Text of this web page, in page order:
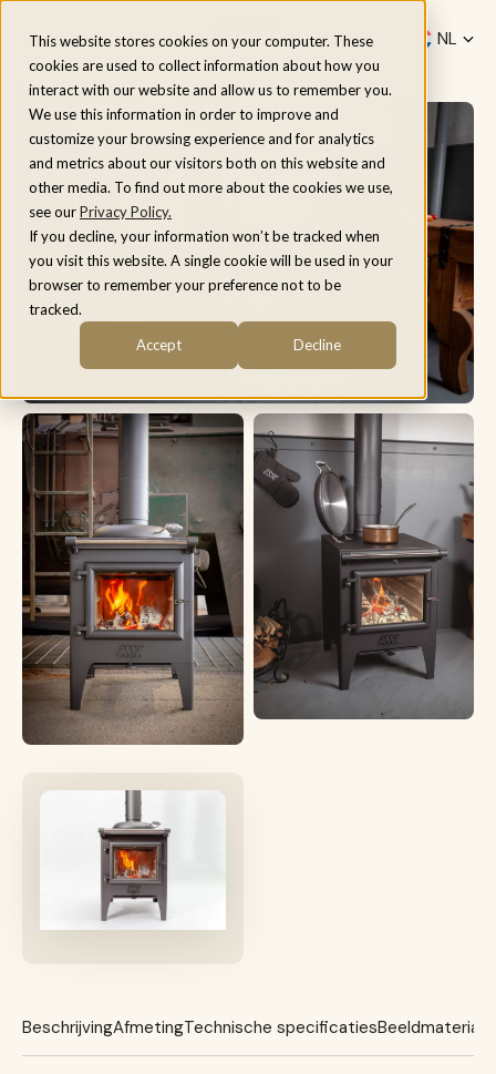
This website stores cookies on your computer. These
cookies are used to collect information about how you
interact with our website and allow us to remember you.
We use this information in order to improve and
customize your browsing experience and for analytics
and metrics about our visitors both on this website and
other media. To find out more about the cookies we use,
see ourPrivacy Policy.
If you decline, your information won’t be tracked when
you visit this website. A single cookie will be used in your
browser to remember your preference not to be
tracked.
Accept Decline
Menu
NL
be
Home/Modellen/ESSE Warmheart
BeschrijvingAfmetingTechnische specificatiesBeeldmateriaal